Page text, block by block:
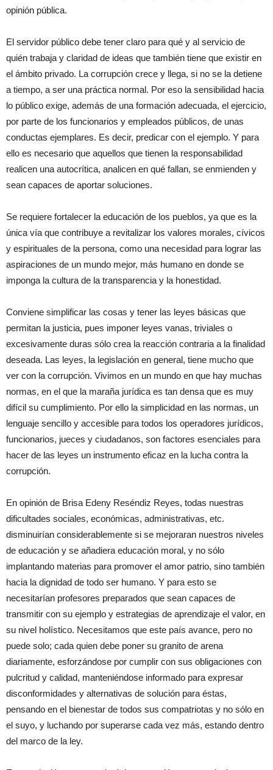
opinión pública.
El servidor público debe tener claro para qué y al servicio de
quién trabaja y claridad de ideas que también tiene que existir en
el ámbito privado. La corrupción crece y llega, si no se la detiene
a tiempo, a ser una práctica normal. Por eso la sensibilidad hacia
lo público exige, además de una formación adecuada, el ejercicio,
por parte de los funcionarios y empleados públicos, de unas
conductas ejemplares. Es decir, predicar con el ejemplo. Y para
ello es necesario que aquellos que tienen la responsabilidad
realicen una autocrítica, analicen en qué fallan, se enmienden y
sean capaces de aportar soluciones.
Se requiere fortalecer la educación de los pueblos, ya que es la
única vía que contribuye a revitalizar los valores morales, cívicos
y espirituales de la persona, como una necesidad para lograr las
aspiraciones de un mundo mejor, más humano en donde se
imponga la cultura de la transparencia y la honestidad.
Conviene simplificar las cosas y tener las leyes básicas que
permitan la justicia, pues imponer leyes vanas, triviales o
excesivamente duras sólo crea la reacción contraria a la finalidad
deseada. Las leyes, la legislación en general, tiene mucho que
ver con la corrupción. Vivimos en un mundo en que hay muchas
normas, en el que la maraña jurídica es tan densa que es muy
difícil su cumplimiento. Por ello la simplicidad en las normas, un
lenguaje sencillo y accesible para todos los operadores jurídicos,
funcionarios, jueces y ciudadanos, son factores esenciales para
hacer de las leyes un instrumento eficaz en la lucha contra la
corrupción.
En opinión de Brisa Edeny Reséndiz Reyes, todas nuestras
dificultades sociales, económicas, administrativas, etc.
disminuirían considerablemente si se mejoraran nuestros niveles
de educación y se añadiera educación moral, y no sólo
implantando materias para promover el amor patrio, sino también
hacia la dignidad de todo ser humano. Y para esto se
necesitarían profesores preparados que sean capaces de
transmitir con su ejemplo y estrategias de aprendizaje el valor, en
su nivel holístico. Necesitamos que este país avance, pero no
puede solo; cada quien debe poner su granito de arena
diariamente, esforzándose por cumplir con sus obligaciones con
pulcritud y calidad, manteniéndose informado para expresar
disconformidades y alternativas de solución para éstas,
pensando en el bienestar de todos sus compatriotas y no sólo en
el suyo, y luchando por superarse cada vez más, estando dentro
del marco de la ley.